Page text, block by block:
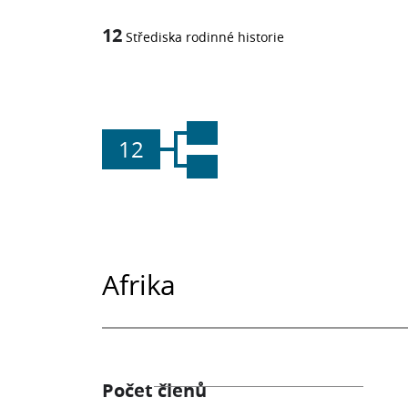
12 Střediska rodinné historie
12
Afrika
Počet členů